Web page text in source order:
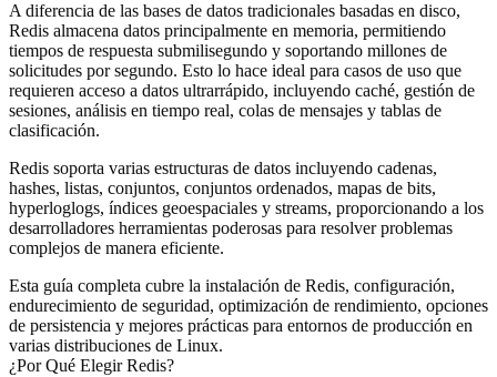
A diferencia de las bases de datos tradicionales basadas en disco,
Redis almacena datos principalmente en memoria, permitiendo
tiempos de respuesta submilisegundo y soportando millones de
solicitudes por segundo. Esto lo hace ideal para casos de uso que
requieren acceso a datos ultrarrápido, incluyendo caché, gestión de
sesiones, análisis en tiempo real, colas de mensajes y tablas de
clasificación.
Redis soporta varias estructuras de datos incluyendo cadenas,
hashes, listas, conjuntos, conjuntos ordenados, mapas de bits,
hyperloglogs, índices geoespaciales y streams, proporcionando a los
desarrolladores herramientas poderosas para resolver problemas
complejos de manera eficiente.
Esta guía completa cubre la instalación de Redis, configuración,
endurecimiento de seguridad, optimización de rendimiento, opciones
de persistencia y mejores prácticas para entornos de producción en
varias distribuciones de Linux.
¿Por Qué Elegir Redis?